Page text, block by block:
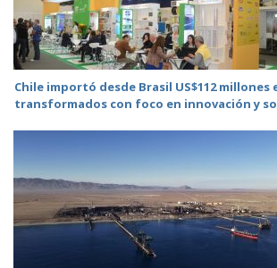
Chile importó desde Brasil US$112 millones
transformados con foco en innovación y